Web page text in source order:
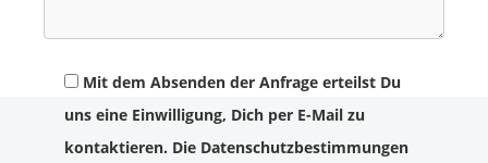
Mit dem Absenden der Anfrage erteilst Du
uns eine Einwilligung, Dich per E-Mail zu
kontaktieren. Die Datenschutzbestimmungen